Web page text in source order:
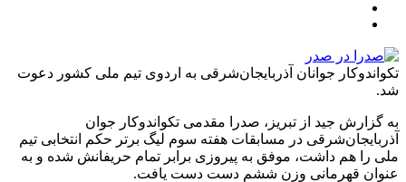
تکواندوکار جوانان آذربایجان‌شرقی به اردوی تیم ملی کشور دعوت
شد.
به گزارش جید از تبریز، صدرا مقدمی تکواندوکار جوان
آذربایجان‌شرقی در مسابقات هفته سوم لیگ برتر حکم انتخابی تیم
ملی را هم داشت، موفق به پیروزی برابر تمام حریفانش شده و به
عنوان قهرمانی وزن ششم دست دست یافت.